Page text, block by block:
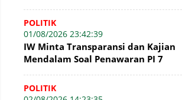
Jambi
POLITIK
01/08/2026 23:42:39
IW Minta Transparansi dan Kajian
Mendalam Soal Penawaran PI 7
POLITIK